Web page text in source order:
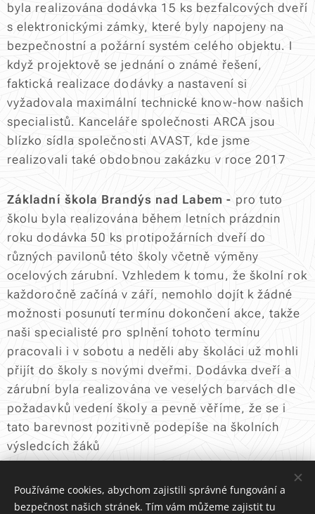
byla realizována dodávka 15 ks bezfalcových dveří
s elektronickými zámky, které byly napojeny na
bezpečnostní a požární systém celého objektu. I
když projektově se jednání o známé řešení,
faktická realizace dodávky a nastavení si
vyžadovala maximální technické know-how našich
specialistů. Kanceláře společnosti ARCA jsou
blízko sídla společnosti AVAST, kde jsme
realizovali také obdobnou zakázku v roce 2017
Základní škola Brandýs nad Labem - pro tuto
školu byla realizována během letních prázdnin
roku dodávka 50 ks protipožárních dveří do
různých pavilonů této školy včetně výměny
ocelových zárubní. Vzhledem k tomu, že školní rok
každoročně začíná v září, nemohlo dojít k žádné
možnosti posunutí termínu dokončení akce, takže
naši specialisté pro splnění tohoto termínu
pracovali i v sobotu a neděli aby školáci už mohli
přijít do školy s novými dveřmi. Dodávka dveří a
zárubní byla realizována ve veselých barvách dle
požadavků vedení školy a pevně věříme, že se i
tato barevnost pozitivně podepíše na školních
výsledcích žáků
Používáme cookies, abychom zajistili správné fungování a
bezpečnost našich stránek. Tím vám můžeme zajistit tu